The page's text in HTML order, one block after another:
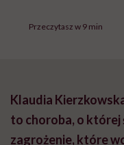
Przeczytasz w 9 min
Klaudia
to choroba, o której
zagrożenie, które